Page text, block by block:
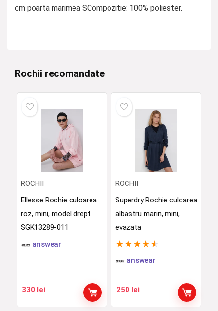
cm poarta marimea SCompozitie: 100% poliester.
Rochii recomandate
ROCHII
Ellesse Rochie culoarea
roz, mini, model drept
SGK13289-011
answear
330 lei
ROCHII
Superdry Rochie culoarea
albastru marin, mini,
evazata
★ ★ ★ ★ ★
answear
250 lei